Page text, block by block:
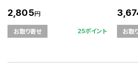
2,805円
お取り寄せ 25ポイント お取